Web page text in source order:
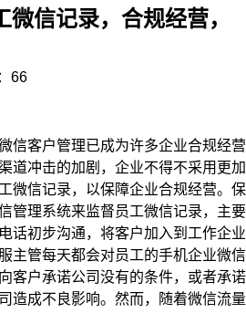
微信记录，合规经营，
66
信客户管理已成为许多企业合规经营
道冲击的加剧，企业不得不采用更加
微信记录，以保障企业合规经营。保
管理系统来监督员工微信记录，主要
话初步沟通，将客户加入到工作企业
主管每天都会对员工的手机企业微信
客户承诺公司没有的条件，或者承诺
造成不良影响。然而，随着微信流量